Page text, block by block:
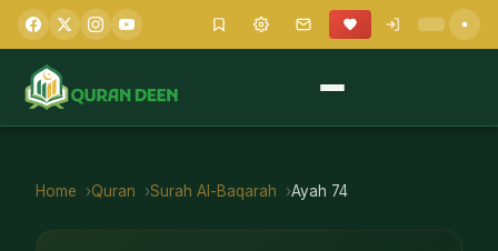
Home Quran Surah Al-Baqarah Ayah 74